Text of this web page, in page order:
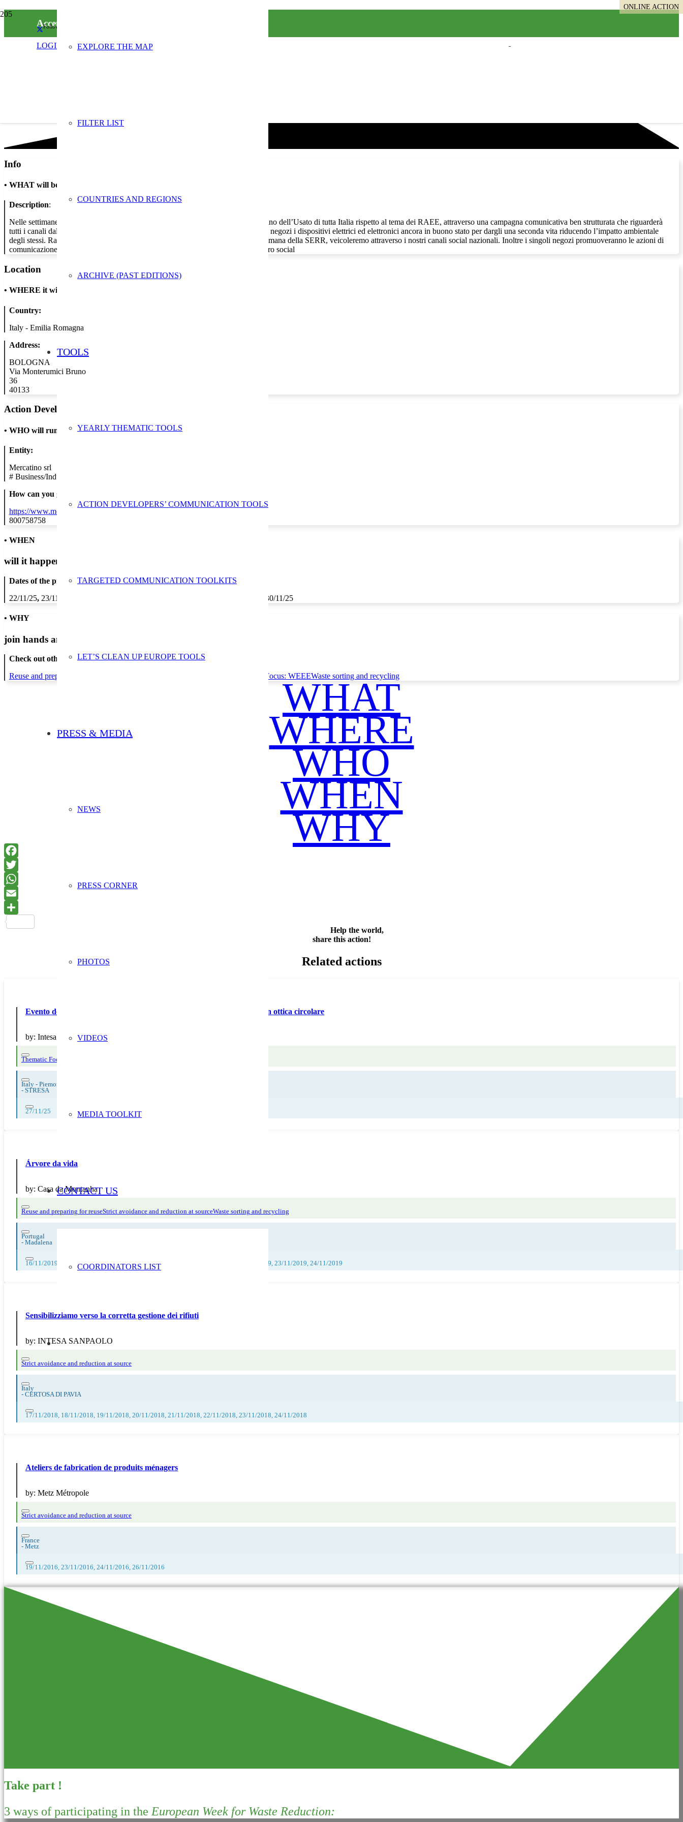
Follow us on social media
LOGIN EXPLORE THE MAP
FILTER LIST
COUNTRIES AND REGIONS
ARCHIVE (PAST EDITIONS)
TOOLS
YEARLY THEMATIC TOOLS
ACTION DEVELOPERS’ COMMUNICATION TOOLS
TARGETED COMMUNICATION TOOLKITS
LET’S CLEAN UP EUROPE TOOLS
PRESS & MEDIA
NEWS
PRESS CORNER
PHOTOS
VIDEOS
MEDIA TOOLKIT
CONTACT US
COORDINATORS LIST
Accendi il valore dei tuoi dispositivi. Spegni lo spreco.
Info
• WHAT will be done
Description:
Nelle settimane antecedenti la SERR sensibilizzeremo i clienti dei negozi Mercatino dell’Usato di tutta Italia rispetto al tema dei RAEE, attraverso una campagna comunicativa ben strutturata che riguarderà
tutti i canali dal fisico all’online. Inoltre stimoleremo i clienti a conferire nei nostri negozi i dispositivi elettrici ed elettronici ancora in buono stato per dargli una seconda vita riducendo l’impatto ambientale
degli stessi. Raccoglieremo tutto il materiale comunicativo che poi durante la settimana della SERR, veicoleremo attraverso i nostri canali social nazionali. Inoltre i singoli negozi promuoveranno le azioni di
comunicazione e sensibilizzazione con la clientela a livello locale e attraverso i loro social
Location
• WHERE it will take place
Country:
Italy - Emilia Romagna
Address:
BOLOGNA
Via Monterumici Bruno
36
40133
Action Developer
• WHO will run the show
Entity:
Mercatino srl
# Business/Industry
How can you get in contact:
https://www.mercatinousato.com/
800758758
• WHEN
will it happen?
Dates of the proposed action:
22/11/25, 23/11/25 30/11/25
• WHY
join hands and minds to
Check out other actions that will cover these themes:
Reuse and preparing for reuse
Thematic Focus: WEEEWaste sorting and recycling
WHAT
WHERE
WHO
WHEN
WHY
Help the world,
share this action!
Related actions
ONLINE ACTION
Evento della rassegna Innovation Coffee: Riduzione dei rifiuti RAEE in ottica circolare
by: Intesa San Paolo SpA
Thematic Focus: WEEE
Italy - Piemonte
- STRESA
27/11/25
Árvore da vida
by: Casa da Montanha
Reuse and preparing for reuseStrict avoidance and reduction at sourceWaste sorting and recycling
Portugal
- Madalena
16/11/2019, 17/11/2019, 18/11/2019, 19/11/2019, 20/11/2019, 21/11/2019, 22/11/2019, 23/11/2019, 24/11/2019
Sensibilizziamo verso la corretta gestione dei rifiuti
by: INTESA SANPAOLO
Strict avoidance and reduction at source
Italy
- CERTOSA DI PAVIA
17/11/2018, 18/11/2018, 19/11/2018, 20/11/2018, 21/11/2018, 22/11/2018, 23/11/2018, 24/11/2018
Ateliers de fabrication de produits ménagers
by: Metz Métropole
Strict avoidance and reduction at source
France
- Metz
19/11/2016, 23/11/2016, 24/11/2016, 26/11/2016
Take part !
3 ways of participating in the European Week for Waste Reduction: